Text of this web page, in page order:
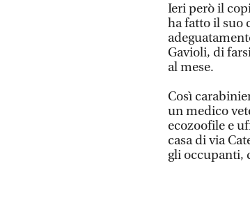
Ieri però il
ha fatto il suo
Gavioli, di
al mese.
Così
un medico
ecozoofile e
casa di via
gli occupanti,